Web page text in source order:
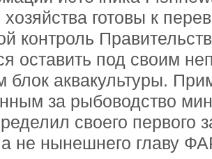
хозяйства готовы к
контроль
оставить под своим
блок аквакультуры.
за рыбоводство
своего первого
не нынешнего главу